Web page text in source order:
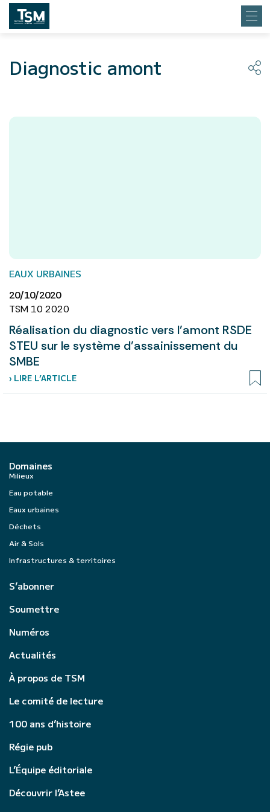
Diagnostic amont
EAUX URBAINES
20/10/2020
TSM 10 2020
Réalisation du diagnostic vers l’amont RSDE
STEU sur le système d’assainissement du
SMBE
› LIRE L’ARTICLE
Domaines
Milieux
Eau potable
Eaux urbaines
Déchets
Air & Sols
Infrastructures & territoires
S’abonner
Soumettre
Numéros
Actualités
À propos de TSM
Le comité de lecture
100 ans d’histoire
Régie pub
L’Équipe éditoriale
Découvrir l’Astee